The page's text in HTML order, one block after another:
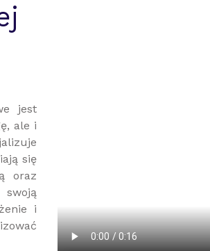
jest
ale i
się
oraz
swoją
i